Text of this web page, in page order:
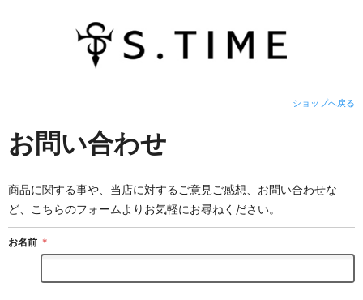
ショップへ戻る
お問い合わせ
商品に関する事や、当店に対するご意見ご感想、お問い合わせな
ど、こちらのフォームよりお気軽にお尋ねください。
お名前 ＊